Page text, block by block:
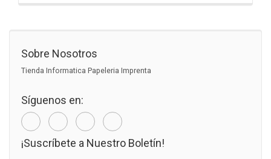
Sobre Nosotros
Tienda Informatica Papeleria Imprenta
Síguenos en:
¡Suscríbete a Nuestro Boletín!